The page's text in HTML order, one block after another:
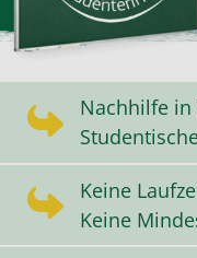
Nachhilfe in
Keine
Keine